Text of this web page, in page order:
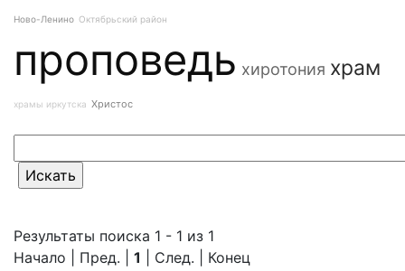
Ново-Ленино Октябрьский район
проповедь хиротония храм
храмы иркутска Христос
Результаты поиска 1 - 1 из 1
Начало | Пред. | 1 | След. | Конец